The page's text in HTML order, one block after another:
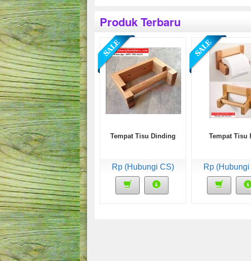
Produk Terbaru
Tempat Tisu Dinding
Rp (Hubungi CS)
Tempat Tisu
Rp